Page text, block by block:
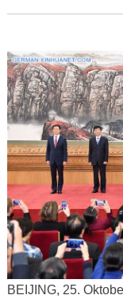
BEIJING, 25.